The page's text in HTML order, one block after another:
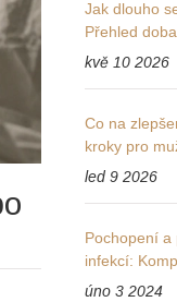
Jak dlouho
Přehled
kvě 10 2026
Co na
kroky pro
led 9 2026
Pochopení a
infekcí:
úno 3 2024